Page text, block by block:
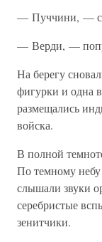
— Пуччини, —
— Верди, —
На берегу
фигурки и одна
размещались
войска.
В полной
По темному
слышали звуки
серебристые
зенитчики.